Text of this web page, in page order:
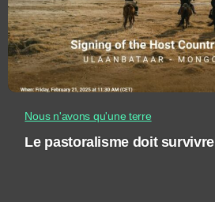
Nous n'avons qu'une terre
Le pastoralisme doit survivre